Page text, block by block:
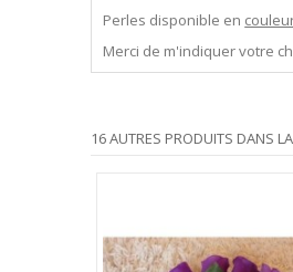
Perles disponible en
Merci de m'indiquer votre
16 AUTRES PRODUITS DANS